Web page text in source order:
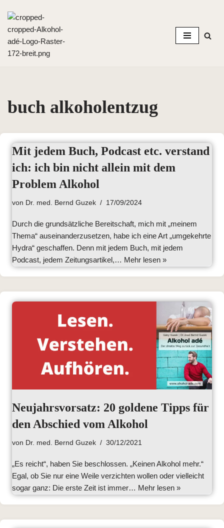
Zum
Inhalt
springen
buch alkoholentzug
Mit jedem Buch, Podcast etc. verstand
ich: ich bin nicht allein mit dem
Problem Alkohol
von Dr. med. Bernd Guzek 17/09/2024
Durch die grundsätzliche Bereitschaft, mich mit „meinem
Thema“ auseinanderzusetzen, habe ich eine Art „umgekehrte
Hydra“ geschaffen. Denn mit jedem Buch, mit jedem
Podcast, jedem Zeitungsartikel,… Mehr lesen »
Neujahrsvorsatz: 20 goldene Tipps für
den Abschied vom Alkohol
von Dr. med. Bernd Guzek 30/12/2021
„Es reicht“, haben Sie beschlossen. „Keinen Alkohol mehr.“
Egal, ob Sie nur eine Weile verzichten wollen oder vielleicht
sogar ganz: Die erste Zeit ist immer… Mehr lesen »